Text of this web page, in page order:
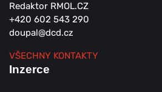
Redaktor RMOL.CZ
+420 602 543 290
doupal@dcd.cz
VŠECHNY KONTAKTY
Inzerce